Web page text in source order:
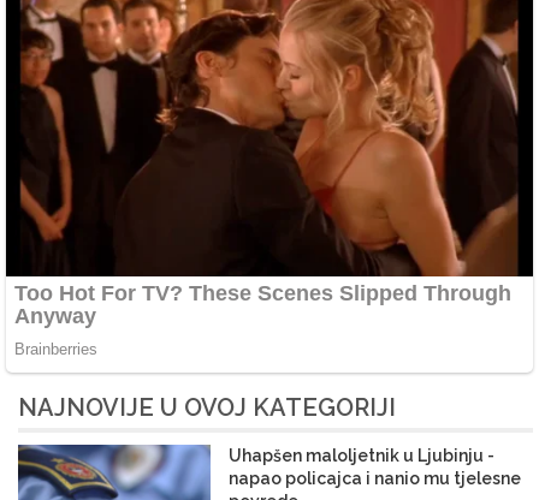
NAJNOVIJE U OVOJ KATEGORIJI
Uhapšen maloljetnik u Ljubinju -
napao policajca i nanio mu tjelesne